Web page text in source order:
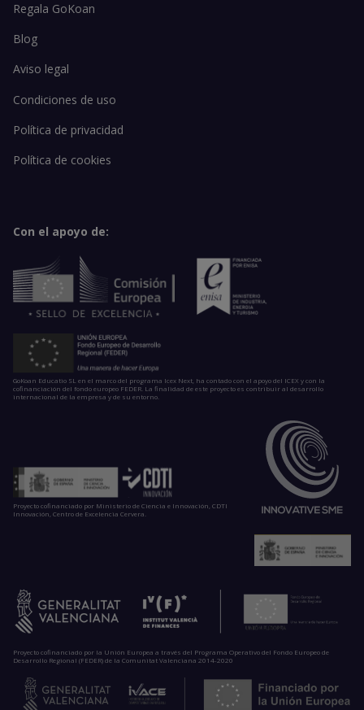
Regala GoKoan
Blog
Aviso legal
Condiciones de uso
Política de privacidad
Política de cookies
Con el apoyo de:
GoKoan Educatio SL en el marco del programa Icex Next, ha contado con el apoyo del ICEX y con la
cofinanciación del fondo europeo FEDER. La finalidad de este proyecto es contribuir al desarrollo
internacional de la empresa y de su entorno.
Proyecto cofinanciado por Ministerio de Ciencia e Innovación, CDTI
Innovación, Centro de Excelencia Cervera.
Proyecto cofinanciado por la Unión Europea a través del Programa Operativo del Fondo Europeo de
Desarrollo Regional (FEDER) de la Comunitat Valenciana 2014-2020